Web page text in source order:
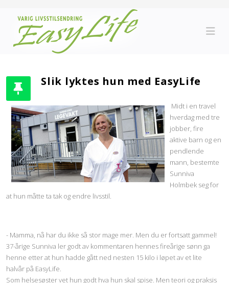
Slik lyktes hun med EasyLife
Midt i en travel
hverdag med tre
jobber, fire
aktive barn og en
pendlende
mann, bestemte
Sunniva
Holmbek seg for
at hun måtte ta tak og endre livsstil.
- Mamma, nå har du ikke så stor mage mer. Men du er fortsatt gammel!
37-årige Sunniva ler godt av kommentaren hennes fireårige sønn ga
henne etter at hun hadde gått ned nesten 15 kilo i løpet av et lite
halvår på EasyLife.
Som helsesøster vet hun godt hva hun skal spise. Men teori og praksis